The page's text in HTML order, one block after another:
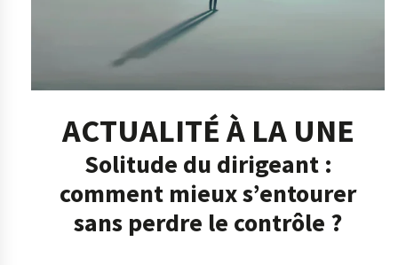
ACTUALITÉ À LA UNE
Solitude du dirigeant :
comment mieux s’entourer
sans perdre le contrôle ?